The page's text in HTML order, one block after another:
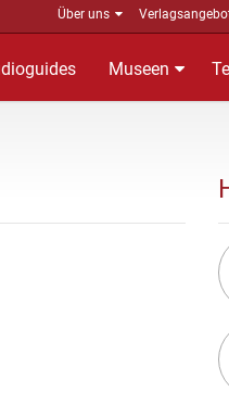
Über uns
Museen